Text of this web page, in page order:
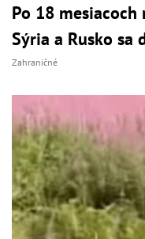
Po 18
Sýria a Rusko sa
Zahraničné